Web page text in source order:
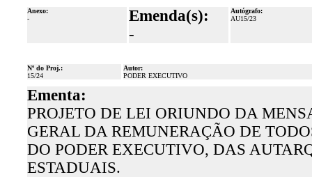
Anexo:
-
Emenda(s):
-
Autógrafo:
AU15/23
Nº do Proj.:
15/24
Autor:
PODER EXECUTIVO
Ementa:
PROJETO DE LEI ORIUNDO DA
GERAL DA REMUNERAÇÃO DE
DO PODER EXECUTIVO, DAS
ESTADUAIS.